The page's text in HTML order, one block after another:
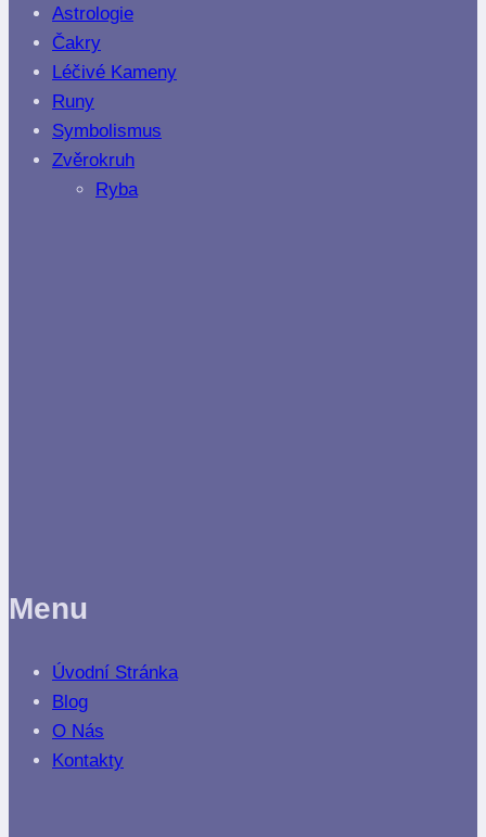
Astrologie
Čakry
Léčivé Kameny
Runy
Symbolismus
Zvěrokruh
Ryba
Menu
Úvodní Stránka
Blog
O Nás
Kontakty